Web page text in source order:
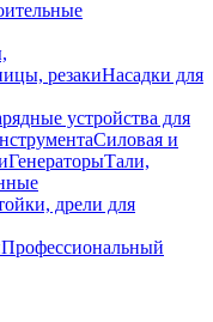
резакиНасадки для
устройства для
Силовая и
ГенераторыТали,
дрели для
Профессиональный